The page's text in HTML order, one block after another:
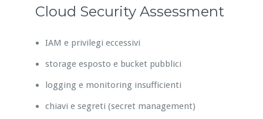
Cloud Security Assessment
IAM e privilegi eccessivi
storage esposto e bucket pubblici
logging e monitoring insufficienti
chiavi e segreti (secret management)